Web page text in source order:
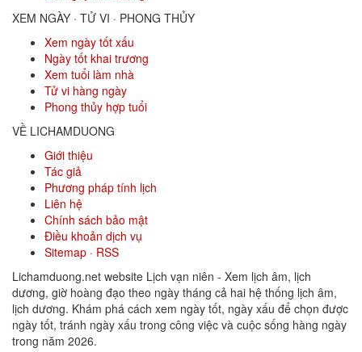
XEM NGÀY · TỬ VI · PHONG THỦY
Xem ngày tốt xấu
Ngày tốt khai trương
Xem tuổi làm nhà
Tử vi hàng ngày
Phong thủy hợp tuổi
VỀ LICHAMDUONG
Giới thiệu
Tác giả
Phương pháp tính lịch
Liên hệ
Chính sách bảo mật
Điều khoản dịch vụ
Sitemap · RSS
Lichamduong.net website Lịch vạn niên - Xem lịch âm, lịch
dương, giờ hoàng đạo theo ngày tháng cả hai hệ thống lịch âm,
lịch dương. Khám phá cách xem ngày tốt, ngày xấu để chọn được
ngày tốt, tránh ngày xấu trong công việc và cuộc sống hàng ngày
trong năm 2026.